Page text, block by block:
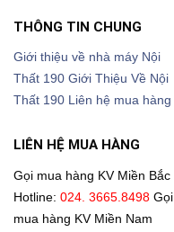
THÔNG TIN CHUNG
Giới thiệu về nhà máy Nội
Thất 190 Giới Thiệu Về Nội
Thất 190 Liên hệ mua hàng
LIÊN HỆ MUA HÀNG
Gọi mua hàng KV Miền Bắc
Hotline: 024. 3665.8498 Gọi
mua hàng KV Miền Nam